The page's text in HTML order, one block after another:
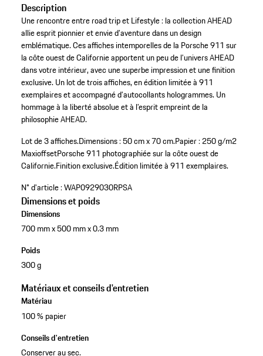
Description
Une rencontre entre road trip et Lifestyle : la collection AHEAD
allie esprit pionnier et envie d’aventure dans un design
emblématique. Ces affiches intemporelles de la Porsche 911 sur
la côte ouest de Californie apportent un peu de l’univers AHEAD
dans votre intérieur, avec une superbe impression et une finition
exclusive. Un lot de trois affiches, en édition limitée à 911
exemplaires et accompagné d’autocollants hologrammes. Un
hommage à la liberté absolue et à l’esprit empreint de la
philosophie AHEAD.
Lot de 3 affiches.Dimensions : 50 cm x 70 cm.Papier : 250 g/m2
MaxioffsetPorsche 911 photographiée sur la côte ouest de
Californie.Finition exclusive.Édition limitée à 911 exemplaires.
N° d'article :WAP0929030RPSA
Dimensions et poids
Dimensions
700 mm x 500 mm x 0.3 mm
Poids
300 g
Matériaux et conseils d'entretien
Matériau
100 % papier
Conseils d'entretien
Conserver au sec.